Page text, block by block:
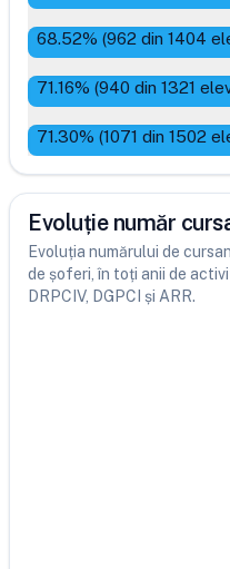
68.52% (962 din 1404
71.16% (940 din 1321
71.30% (1071 din 1502
Evoluție număr
Evoluția numărului de
de șoferi, în toți anii de
DRPCIV, DGPCI și ARR.